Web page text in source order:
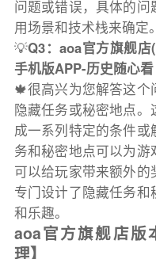
问题或错误，具体的
用场景和技术栈来确定。
💡Q3：aoa官方旗舰
手机版APP-历史随心看
🍁很高兴为您解答这
隐藏任务或秘密地点
成一系列特定的条件
务和秘密地点可以为
可以给玩家带来额外
专门设计了隐藏任务
和乐趣。
aoa官方旗舰店版
理】